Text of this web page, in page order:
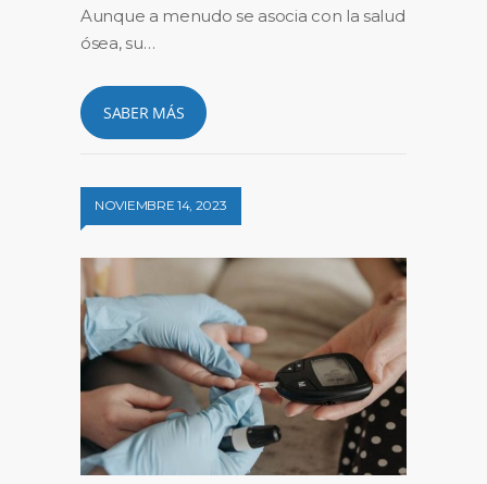
Aunque a menudo se asocia con la salud
ósea, su…
SABER MÁS
NOVIEMBRE 14, 2023